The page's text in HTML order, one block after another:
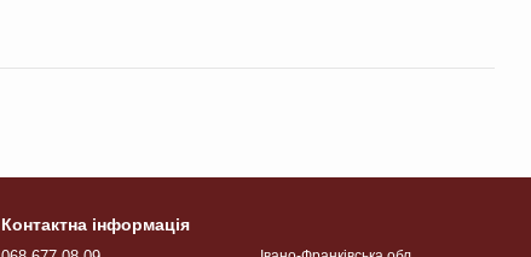
Контактна інформація